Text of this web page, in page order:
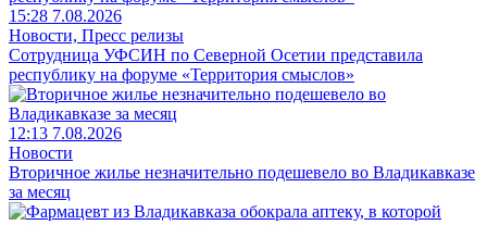
15:28 7.08.2026
Новости, Пресс релизы
Сотрудница УФСИН по Северной Осетии представила
республику на форуме «Территория смыслов»
12:13 7.08.2026
Новости
Вторичное жилье незначительно подешевело во Владикавказе
за месяц